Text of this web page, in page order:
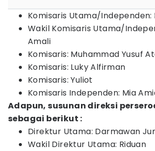
Komisaris Utama/Independen:
Wakil Komisaris Utama/
Amali
Komisaris: Muhammad Yusuf
Komisaris: Luky Alfirman
Komisaris: Yuliot
Komisaris Independen: Mia
Adapun, susunan direksi
sebagai berikut :
Direktur Utama: Darmawan
Wakil Direktur Utama: Riduan